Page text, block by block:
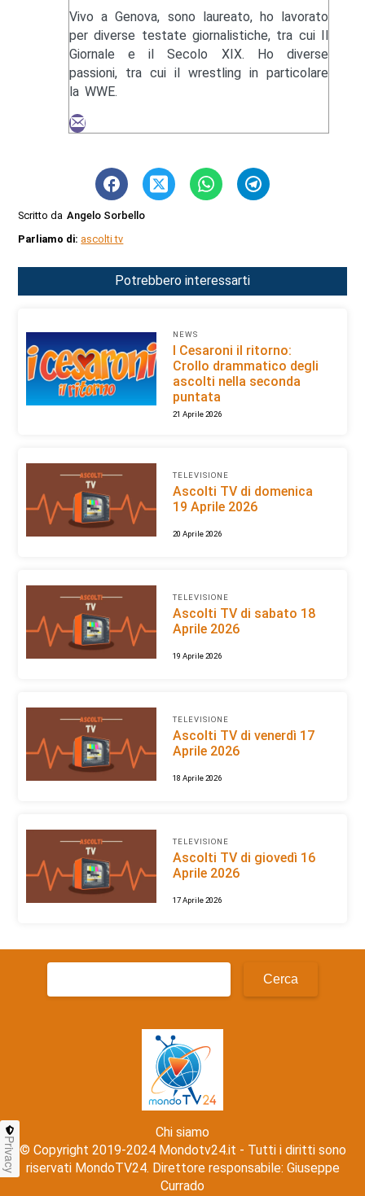
Vivo a Genova, sono laureato, ho lavorato
per diverse testate giornalistiche, tra cui Il
Giornale e il Secolo XIX. Ho diverse
passioni, tra cui il wrestling in particolare
la WWE.
Scritto da Angelo Sorbello
Parliamo di: ascolti tv
Potrebbero interessarti
NEWS
I Cesaroni il ritorno:
Crollo drammatico degli
ascolti nella seconda
puntata
21 Aprile 2026
TELEVISIONE
Ascolti TV di domenica
19 Aprile 2026
20 Aprile 2026
TELEVISIONE
Ascolti TV di sabato 18
Aprile 2026
19 Aprile 2026
TELEVISIONE
Ascolti TV di venerdì 17
Aprile 2026
18 Aprile 2026
TELEVISIONE
Ascolti TV di giovedì 16
Aprile 2026
17 Aprile 2026
Ricerca
Chi siamo
© Copyright 2019-2024 Mondotv24.it - Tutti i diritti sono
riservati MondoTV24. Direttore responsabile: Giuseppe
Currado
Privacy